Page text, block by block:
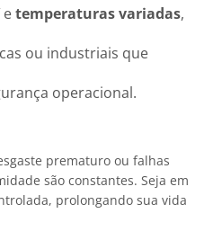
etemperaturas variadas,
ou industriais que
operacional.
prematuro ou falhas
são constantes. Seja em
prolongando sua vida